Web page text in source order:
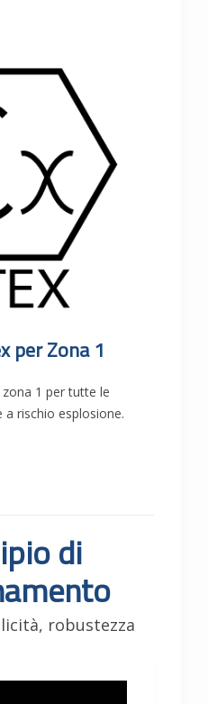
per Zona 1
1 per tutte le
a rischio esplosione.
di
robustezza